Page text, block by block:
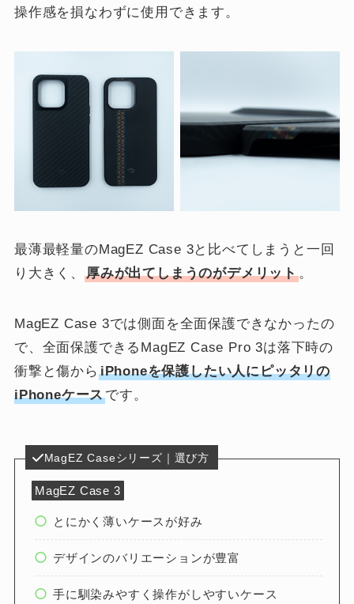
操作感を損なわずに使用できます。
最薄最軽量のMagEZ Case 3と比べてしまうと一回
り大きく、
厚みが出てしまうのがデメリット。
MagEZ Case 3では側面を全面保護できなかったの
で、全面保護できるMagEZ Case Pro 3は落下時の
衝撃と傷から iPhoneを保護したい人にピッタリの
iPhoneケースです。
MagEZ Caseシリーズ｜選び方
MagEZ Case 3
とにかく薄いケースが好み
デザインのバリエーションが豊富
手に馴染みやすく操作がしやすいケース